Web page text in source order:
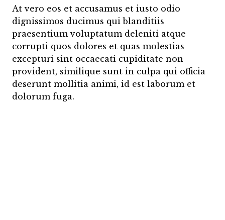
At vero eos et accusamus et iusto odio
dignissimos ducimus qui blanditiis
praesentium voluptatum deleniti atque
corrupti quos dolores et quas molestias
excepturi sint occaecati cupiditate non
provident, similique sunt in culpa qui officia
deserunt mollitia animi, id est laborum et
dolorum fuga.